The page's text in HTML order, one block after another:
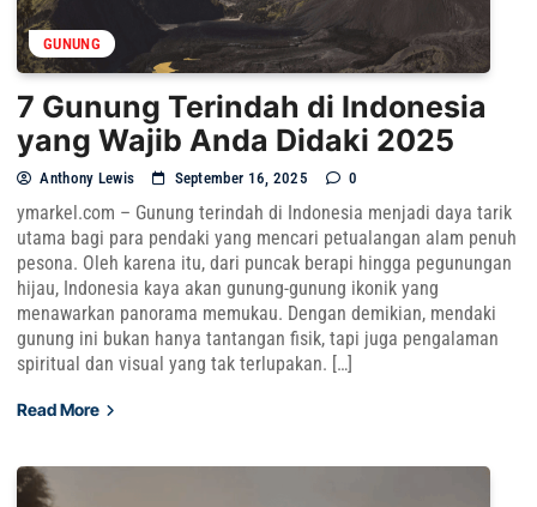
GUNUNG
7 Gunung Terindah di Indonesia
yang Wajib Anda Didaki 2025
Anthony Lewis September 16, 2025 0
ymarkel.com – Gunung terindah di Indonesia menjadi daya tarik
utama bagi para pendaki yang mencari petualangan alam penuh
pesona. Oleh karena itu, dari puncak berapi hingga pegunungan
hijau, Indonesia kaya akan gunung-gunung ikonik yang
menawarkan panorama memukau. Dengan demikian, mendaki
gunung ini bukan hanya tantangan fisik, tapi juga pengalaman
spiritual dan visual yang tak terlupakan. […]
Read More